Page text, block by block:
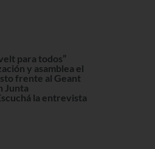
para todos”
y asamblea el
frente al Geant
Junta
la entrevista